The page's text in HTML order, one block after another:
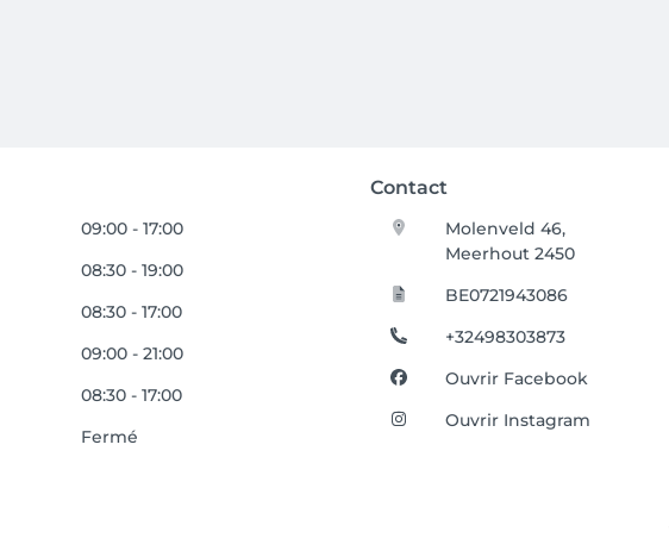
Contact
09:00 - 17:00
08:30 - 19:00
08:30 - 17:00
09:00 - 21:00
08:30 - 17:00
Fermé
Molenveld 46,
Meerhout 2450
BE0721943086
+32498303873
Ouvrir Facebook
Ouvrir Instagram